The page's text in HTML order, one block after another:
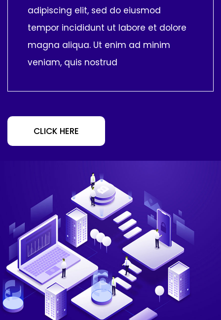
adipiscing elit, sed do eiusmod
tempor incididunt ut labore et dolore
magna aliqua. Ut enim ad minim
veniam, quis nostrud
CLICK HERE